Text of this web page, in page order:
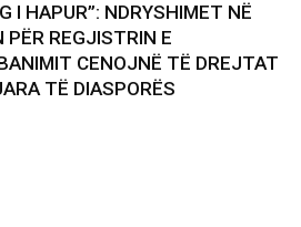
I HAPUR”: NDRYSHIMET NË
PËR REGJISTRIN E
CENOJNË TË DREJTAT
TË DIASPORËS